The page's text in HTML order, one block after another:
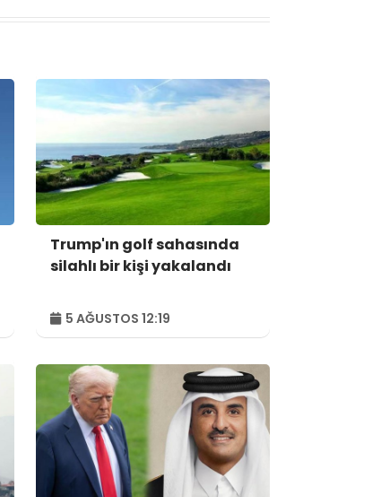
Trump'ın golf sahasında
silahlı bir kişi yakalandı
5 AĞUSTOS 12:19